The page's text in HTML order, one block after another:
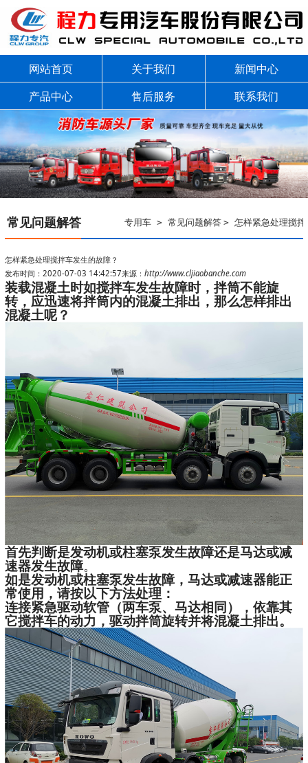
网站首页 关于我们
新闻中心
产品中心
售后服务 联系我们
专用车> 常见问题解答 > 怎样紧急处理搅
常见问题解答
怎样紧急处理搅拌车发生的故障？
发布时间：2020-07-03 14:42:57来源：http://www.cljiaobanche.com
装载混凝土时如搅拌车发生故障时，拌筒不能旋
转，应迅速将拌筒内的混凝土排出，那么怎样排出
混凝土呢？
首先判断是发动机或柱塞泵发生故障还是马达或减
速器发生故障。
如是发动机或柱塞泵发生故障，马达或减速器能正
常使用，请按以下方法处理：
连接紧急驱动软管（两车泵、马达相同），依靠其
它搅拌车的动力，驱动拌筒旋转并将混凝土排出。